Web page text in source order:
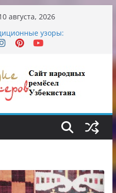
августа, 2026
узоры:
Загитовой
клиник
из ключевых
перекрыт
Буюк Ипак Йули